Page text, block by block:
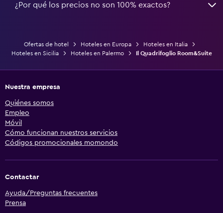
¿Por qué los precios no son 100% exactos?
Ofertas de hotel Hoteles en Europa
Hoteles en Italia
Hoteles en Sicilia
Hoteles en Palermo Il Quadrifoglio Room&Suite
Nuestra empresa
Quiénes somos
Empleo
Móvil
Cómo funcionan nuestros servicios
Códigos promocionales momondo
Contactar
Ayuda/Preguntas frecuentes
Prensa